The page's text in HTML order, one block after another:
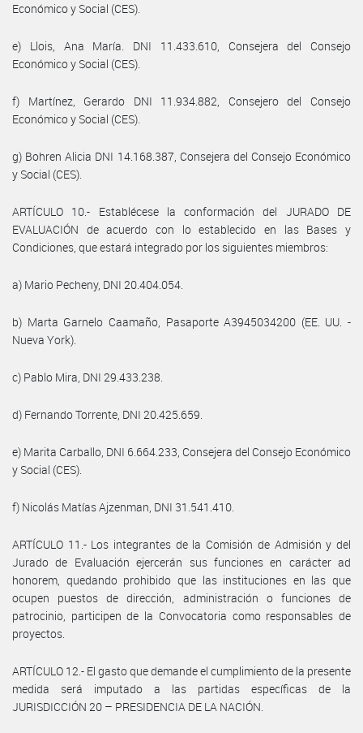
Económico y Social (CES).
e) Llois, Ana María. DNI 11.433.610, Consejera del Consejo
Económico y Social (CES).
f) Martínez, Gerardo DNI 11.934.882, Consejero del Consejo
Económico y Social (CES).
g) Bohren Alicia DNI 14.168.387, Consejera del Consejo Económico
y Social (CES).
ARTÍCULO 10.- Establécese la conformación del JURADO DE
EVALUACIÓN de acuerdo con lo establecido en las Bases y
Condiciones, que estará integrado por los siguientes miembros:
a) Mario Pecheny, DNI 20.404.054.
b) Marta Garnelo Caamaño, Pasaporte A3945034200 (EE. UU. -
Nueva York).
c) Pablo Mira, DNI 29.433.238.
d) Fernando Torrente, DNI 20.425.659.
e) Marita Carballo, DNI 6.664.233, Consejera del Consejo Económico
y Social (CES).
f) Nicolás Matías Ajzenman, DNI 31.541.410.
ARTÍCULO 11.- Los integrantes de la Comisión de Admisión y del
Jurado de Evaluación ejercerán sus funciones en carácter ad
honorem, quedando prohibido que las instituciones en las que
ocupen puestos de dirección, administración o funciones de
patrocinio, participen de la Convocatoria como responsables de
proyectos.
ARTÍCULO 12.- El gasto que demande el cumplimiento de la presente
medida será imputado a las partidas específicas de la
JURISDICCIÓN 20 – PRESIDENCIA DE LA NACIÓN.